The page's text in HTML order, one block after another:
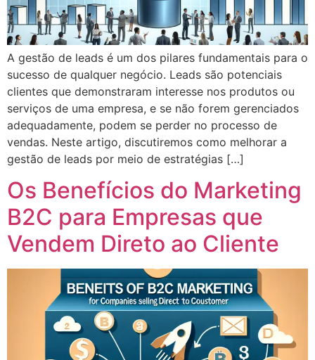
A gestão de leads é um dos pilares fundamentais para o
sucesso de qualquer negócio. Leads são potenciais
clientes que demonstraram interesse nos produtos ou
serviços de uma empresa, e se não forem gerenciados
adequadamente, podem se perder no processo de
vendas. Neste artigo, discutiremos como melhorar a
gestão de leads por meio de estratégias […]
Os Benefícios do Marketing
B2C para Empresas que
Vendem Direto ao Cliente